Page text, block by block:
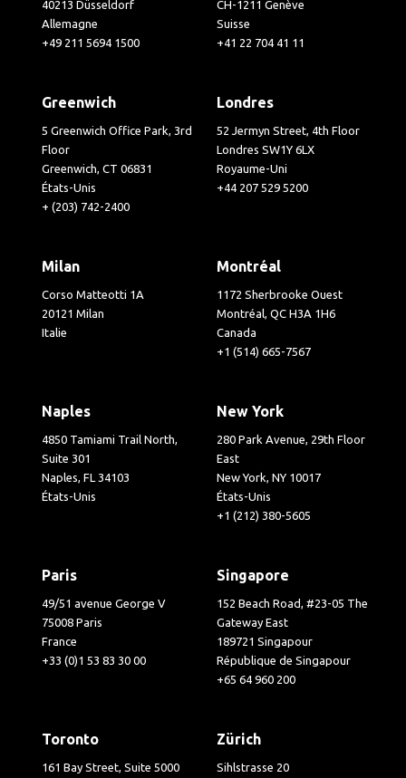
40213 Düsseldorf
Allemagne
+49 211 5694 1500
CH-1211 Genève
Suisse
+41 22 704 41 11
Greenwich
5 Greenwich Office Park, 3rd
Floor
Greenwich, CT 06831
États-Unis
+ (203) 742-2400
Londres
52 Jermyn Street, 4th Floor
Londres SW1Y 6LX
Royaume-Uni
+44 207 529 5200
Milan
Corso Matteotti 1A
20121 Milan
Italie
Montréal
1172 Sherbrooke Ouest
Montréal, QC H3A 1H6
Canada
+1 (514) 665-7567
Naples
4850 Tamiami Trail North,
Suite 301
Naples, FL 34103
États-Unis
New York
280 Park Avenue, 29th Floor
East
New York, NY 10017
États-Unis
+1 (212) 380-5605
Paris
49/51 avenue George V
75008 Paris
France
+33 (0)1 53 83 30 00
Singapore
152 Beach Road, #23-05 The
Gateway East
189721 Singapour
République de Singapour
+65 64 960 200
Toronto
161 Bay Street, Suite 5000
Zürich
Sihlstrasse 20